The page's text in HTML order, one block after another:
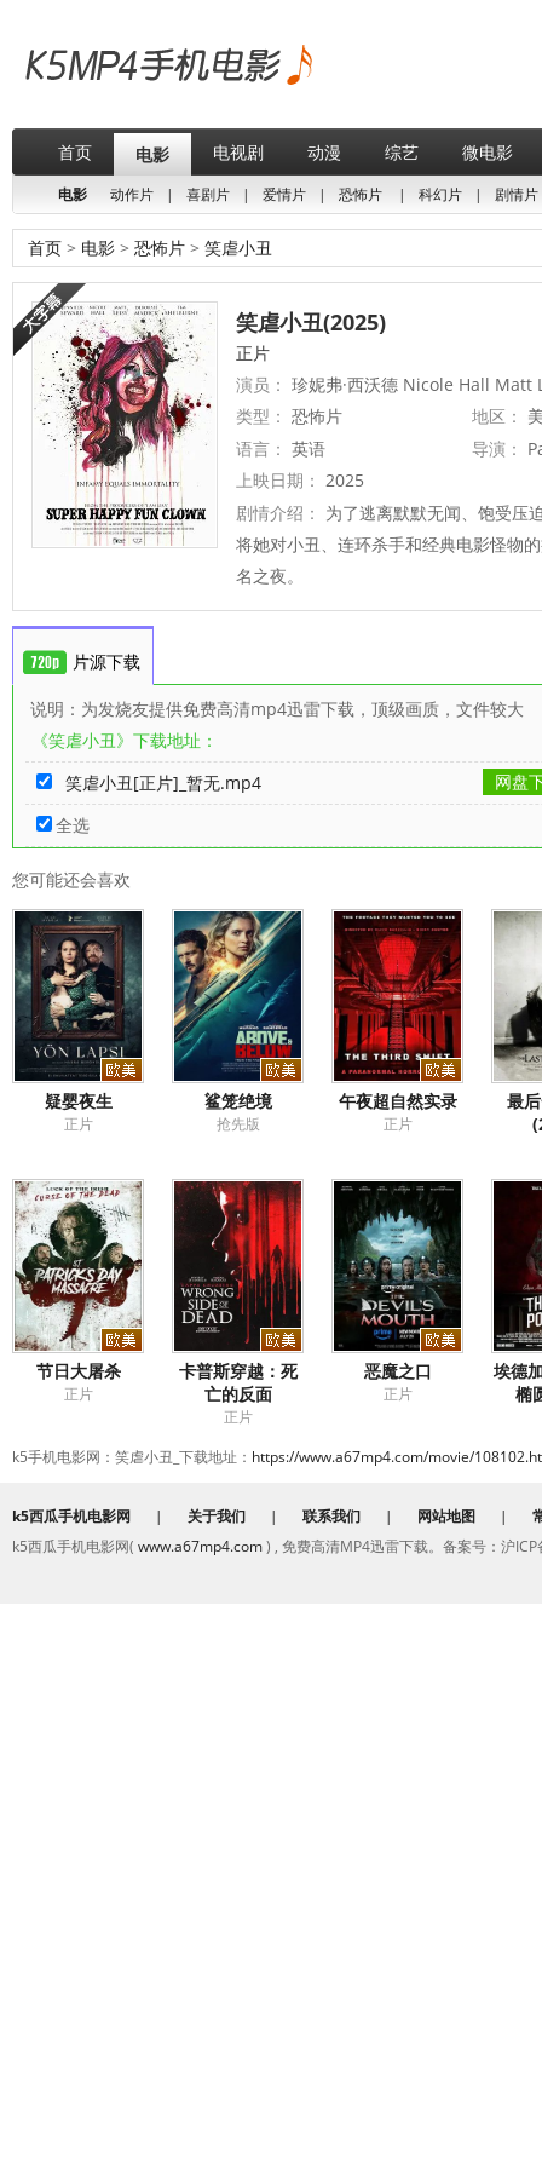
首页 电影 电视剧 动漫 综艺 微电影
电影 动作片 | 喜剧片 | 爱情片 | 恐怖片 | 科幻片 | 剧情片
首页 > 电影 > 恐怖片 > 笑虐小丑
笑虐小丑(2025)
正片
演员： 珍妮弗·西沃德 Nicole Hall Matt
类型： 恐怖片 地区：
语言： 英语 导演：
上映日期： 2025
剧情介绍： 为了逃离默默无闻、饱受压
将她对小丑、连环杀手和经典电影怪物
名之夜。
片源下载
说明：为发烧友提供免费高清mp4迅雷下载，顶级画质，文件较大
《笑虐小丑》下载地址：
笑虐小丑[正片]_暂无.mp4
网盘
全选
您可能还会喜欢
疑婴夜生
正片
鲨笼绝境
抢先版
午夜超自然实录
正片
最
节日大屠杀
正片
卡普斯穿越：死
亡的反面
正片
恶魔之口
正片
埃德
椭
k5手机电影网：笑虐小丑_下载地址： https://www.a67mp4.com/movie/
k5西瓜手机电影网 | 关于我们 | 联系我们 | 网站地图 |
k5西瓜手机电影网( www.a67mp4.com) , 免费高清MP4迅雷下载。备案号：沪